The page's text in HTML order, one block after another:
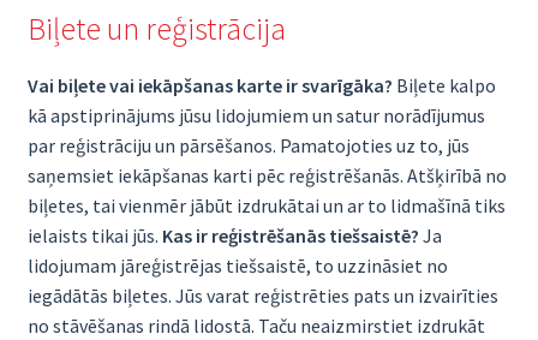
Biļete un reģistrācija
Vai biļete vai iekāpšanas karte ir svarīgāka? Biļete kalpo
kā apstiprinājums jūsu lidojumiem un satur norādījumus
par reģistrāciju un pārsēšanos. Pamatojoties uz to, jūs
saņemsiet iekāpšanas karti pēc reģistrēšanās. Atšķirībā no
biļetes, tai vienmēr jābūt izdrukātai un ar to lidmašīnā tiks
ielaists tikai jūs. Kas ir reģistrēšanās tiešsaistē? Ja
lidojumam jāreģistrējas tiešsaistē, to uzzināsiet no
iegādātās biļetes. Jūs varat reģistrēties pats un izvairīties
no stāvēšanas rindā lidostā. Taču neaizmirstiet izdrukāt